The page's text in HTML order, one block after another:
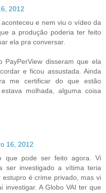
2012
e nem viu o vídeo da
a produção poderia ter feito
ela pra conversar.
PayPerView disseram que ela
e ficou assustada. Ainda
me certificar do que estão
molhada, alguma coisa
16, 2012
que pode ser feito agora. Vi
ser investigado a vítima teria
é crime privado, mas vi
investigar. A Globo VAI ter que